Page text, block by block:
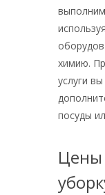
химию.
услуги
посуды
Цены